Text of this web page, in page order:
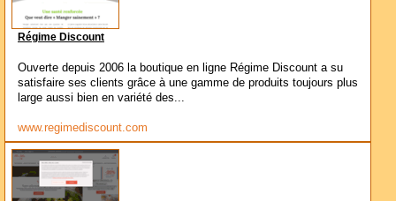
Régime Discount
Ouverte depuis 2006 la boutique en ligne Régime Discount a su
satisfaire ses clients grâce à une gamme de produits toujours plus
large aussi bien en variété des...
www.regimediscount.com